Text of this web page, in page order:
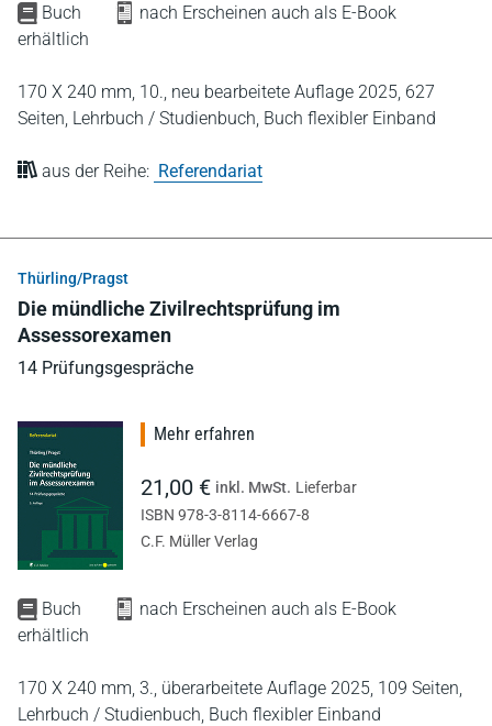
Buch
nach Erscheinen auch als E-Book
erhältlich
170 X 240 mm, 10., neu bearbeitete Auflage 2025, 627
Seiten, Lehrbuch / Studienbuch, Buch flexibler Einband
aus der Reihe: Referendariat
Thürling/Pragst
Die mündliche Zivilrechtsprüfung im
Assessorexamen
14 Prüfungsgespräche
Buch
nach Erscheinen auch als E-Book
erhältlich
170 X 240 mm, 3., überarbeitete Auflage 2025, 109 Seiten,
Lehrbuch / Studienbuch, Buch flexibler Einband
Mehr erfahren
21,00 € inkl. MwSt. Lieferbar
ISBN 978-3-8114-6667-8
C.F. Müller Verlag